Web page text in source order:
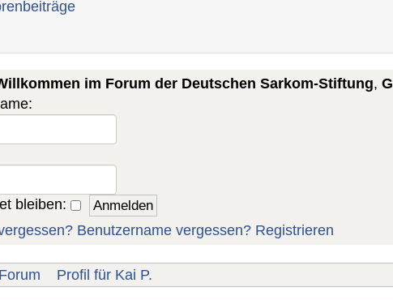
im Forum der Deutschen Sarkom-Stiftung,
bleiben:
Benutzername vergessen? Registrieren
Profil für Kai P.